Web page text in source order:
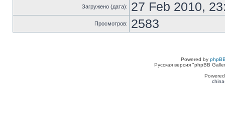
Загружено (дата): 27 Feb 2010,
Просмотров: 2583
Powered by
Русская версия "phpBB